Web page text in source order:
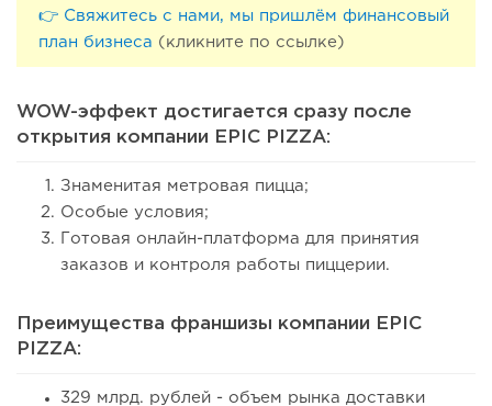
👉 Свяжитесь с нами, мы пришлём финансовый
план бизнеса (кликните по ссылке)
WOW-эффект достигается сразу после
открытия компании EPIC PIZZA:
Знаменитая метровая пицца;
Особые условия;
Готовая онлайн-платформа для принятия
заказов и контроля работы пиццерии.
Преимущества франшизы компании EPIC
PIZZA:
329 млрд. рублей - объем рынка доставки